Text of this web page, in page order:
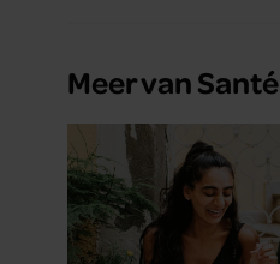
Meer van Santé